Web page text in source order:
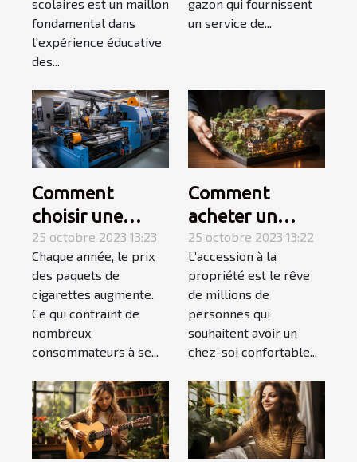
scolaires est un maillon
fondamental dans
l'expérience éducative
des...
gazon qui fournissent
un service de...
Comment
choisir une
tubeuse
électrique ?
25 octobre 2023 13:23
Chaque année, le prix
des paquets de
cigarettes augmente.
Ce qui contraint de
nombreux
consommateurs à se...
Comment
acheter un
appartement ? 3
étapes pour
faire le meilleur
choix
25 octobre 2023 13:22
L’accession à la
propriété est le rêve
de millions de
personnes qui
souhaitent avoir un
chez-soi confortable...